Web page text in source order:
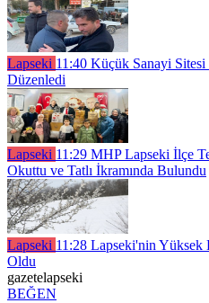
Lapseki 11:40 Küçük Sanayi Sitesi
Düzenledi
Lapseki 11:29 MHP Lapseki İlçe
Okuttu ve Tatlı İkramında Bulundu
Lapseki 11:28 Lapseki'nin Yüksek
Oldu
gazetelapseki
BEĞEN